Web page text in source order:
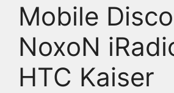
Mobile
NoxoN
HTC Kaiser